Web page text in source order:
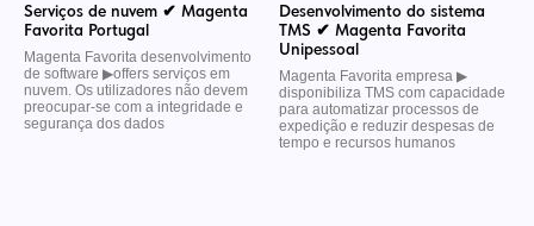
Serviços de nuvem ✔ Magenta
Favorita Portugal
Magenta Favorita desenvolvimento
de software ▶︎offers serviços em
nuvem. Os utilizadores não devem
preocupar-se com a integridade e
segurança dos dados
Desenvolvimento do sistema
TMS ✔ Magenta Favorita
Unipessoal
Magenta Favorita empresa ▶︎
disponibiliza TMS com capacidade
para automatizar processos de
expedição e reduzir despesas de
tempo e recursos humanos